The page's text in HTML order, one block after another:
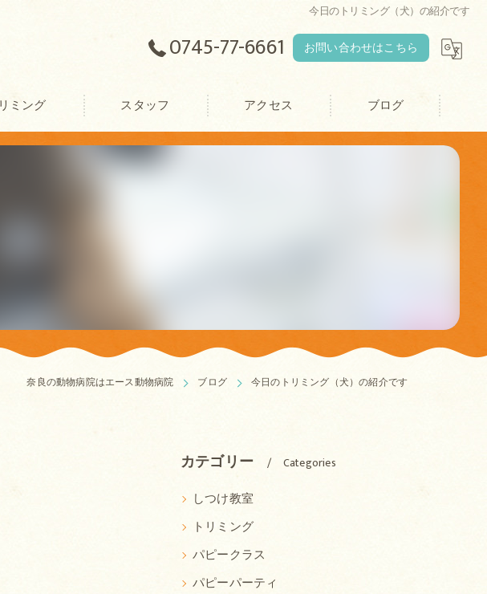
今日のトリミング（犬）の紹介です
0745-77-6661 お問い合わせはこちら
ミング スタッフ アクセス ブログ
奈良の動物病院はエース動物病院 ブログ 今日のトリミング（犬）の紹介です
カテゴリー Categories
しつけ教室
トリミング
パピークラス
パピーパーティ